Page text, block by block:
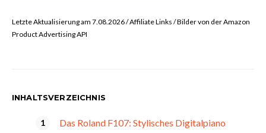
Letzte Aktualisierung am 7.08.2026 / Affiliate Links / Bilder von der Amazon
Product Advertising API
INHALTSVERZEICHNIS
Das Roland F107: Stylisches Digitalpiano